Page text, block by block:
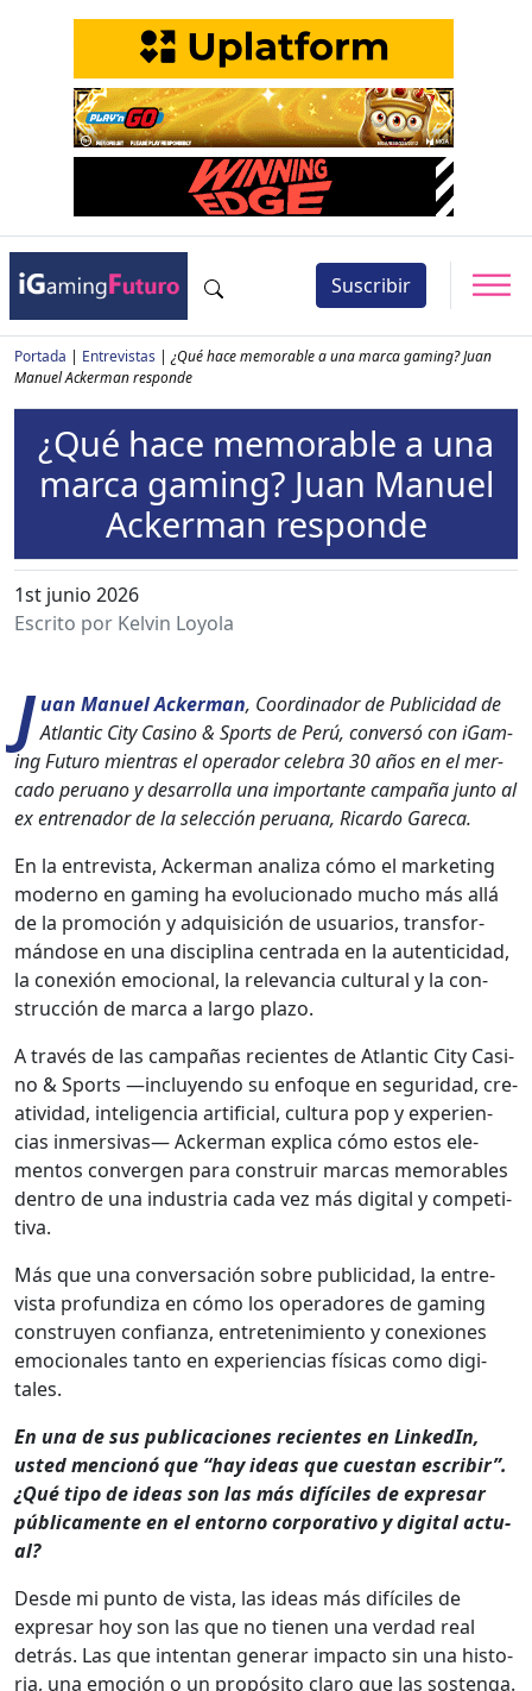
Suscribir
Portada | Entrevistas | ¿Qué hace memorable a una marca gaming? Juan
Manuel Ackerman responde
¿Qué hace memorable a una
marca gaming? Juan Manuel
Ackerman responde
1st junio 2026
Escrito por Kelvin Loyola
Juan Manuel Ack­er­man, Coor­di­nador de Pub­li­ci­dad de
Atlantic City Casi­no & Sports de Perú, con­ver­só con iGam­
ing Futuro mien­tras el oper­ador cel­e­bra 30 años en el mer­
ca­do peru­ano y desar­rol­la una impor­tante cam­paña jun­to al
ex entre­nador de la selec­ción peru­a­na, Ricar­do Gare­ca.
En la entre­vista, Ack­er­man anal­iza cómo el mar­ket­ing
mod­er­no en gam­ing ha evolu­ciona­do mucho más allá
de la pro­mo­ción y adquisi­ción de usuar­ios, trans­for­
mán­dose en una dis­ci­plina cen­tra­da en la aut­en­ti­ci­dad,
la conex­ión emo­cional, la rel­e­van­cia cul­tur­al y la con­
struc­ción de mar­ca a largo pla­zo.
A través de las cam­pañas recientes de Atlantic City Casi­
no & Sports —incluyen­do su enfoque en seguri­dad, cre­
ativi­dad, inteligen­cia arti­fi­cial, cul­tura pop y expe­ri­en­
cias inmer­si­vas— Ack­er­man expli­ca cómo estos ele­
men­tos con­ver­gen para con­stru­ir mar­cas mem­o­rables
den­tro de una indus­tria cada vez más dig­i­tal y com­pet­i­
ti­va.
Más que una con­ver­sación sobre pub­li­ci­dad, la entre­
vista pro­fun­diza en cómo los oper­adores de gam­ing
con­struyen con­fi­an­za, entreten­imien­to y conex­iones
emo­cionales tan­to en expe­ri­en­cias físi­cas como dig­i­
tales.
En una de sus pub­li­ca­ciones recientes en LinkedIn,
ust­ed men­cionó que “hay ideas que cues­tan escribir”.
¿Qué tipo de ideas son las más difí­ciles de expre­sar
públi­ca­mente en el entorno cor­po­ra­ti­vo y dig­i­tal actu­
al?
Des­de mi pun­to de vista, las ideas más difí­ciles de
expre­sar hoy son las que no tienen una ver­dad real
detrás. Las que inten­tan gener­ar impacto sin una his­to­
ria, una emo­ción o un propósi­to claro que las sosten­ga.